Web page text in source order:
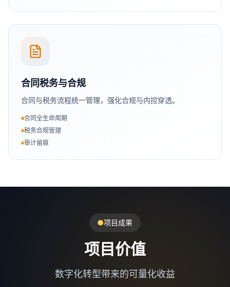
合同税务与合规
合同与税务流程统一管理，强化合规与内控穿透。
合同全生命周期
税务合规管理
审计留痕
●项目成果
项目价值
数字化转型带来的可量化收益